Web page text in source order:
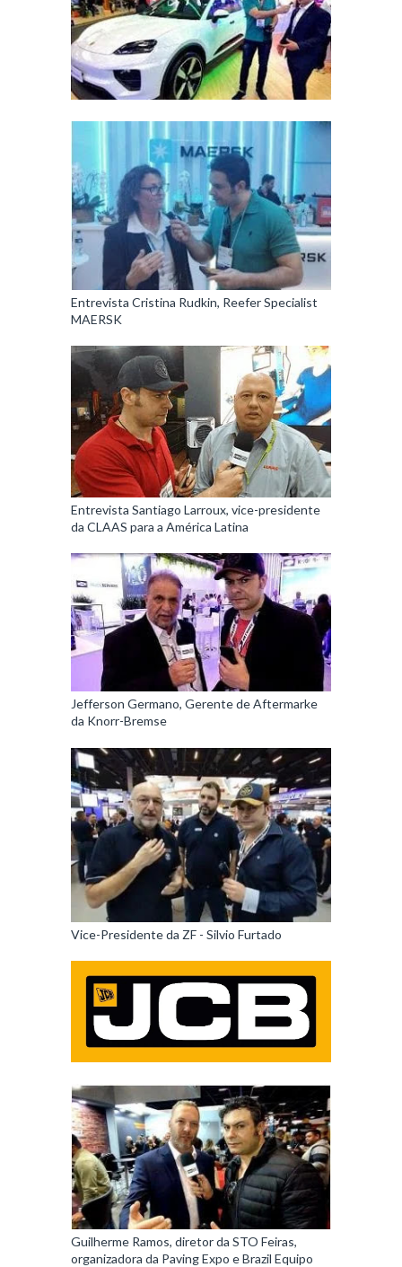
Entrevista Cristina Rudkin, Reefer Specialist
MAERSK
Entrevista Santiago Larroux, vice-presidente
da CLAAS para a América Latina
Jefferson Germano, Gerente de Aftermarke
da Knorr-Bremse
Vice-Presidente da ZF - Silvio Furtado
Guilherme Ramos, diretor da STO Feiras,
organizadora da Paving Expo e Brazil Equipo